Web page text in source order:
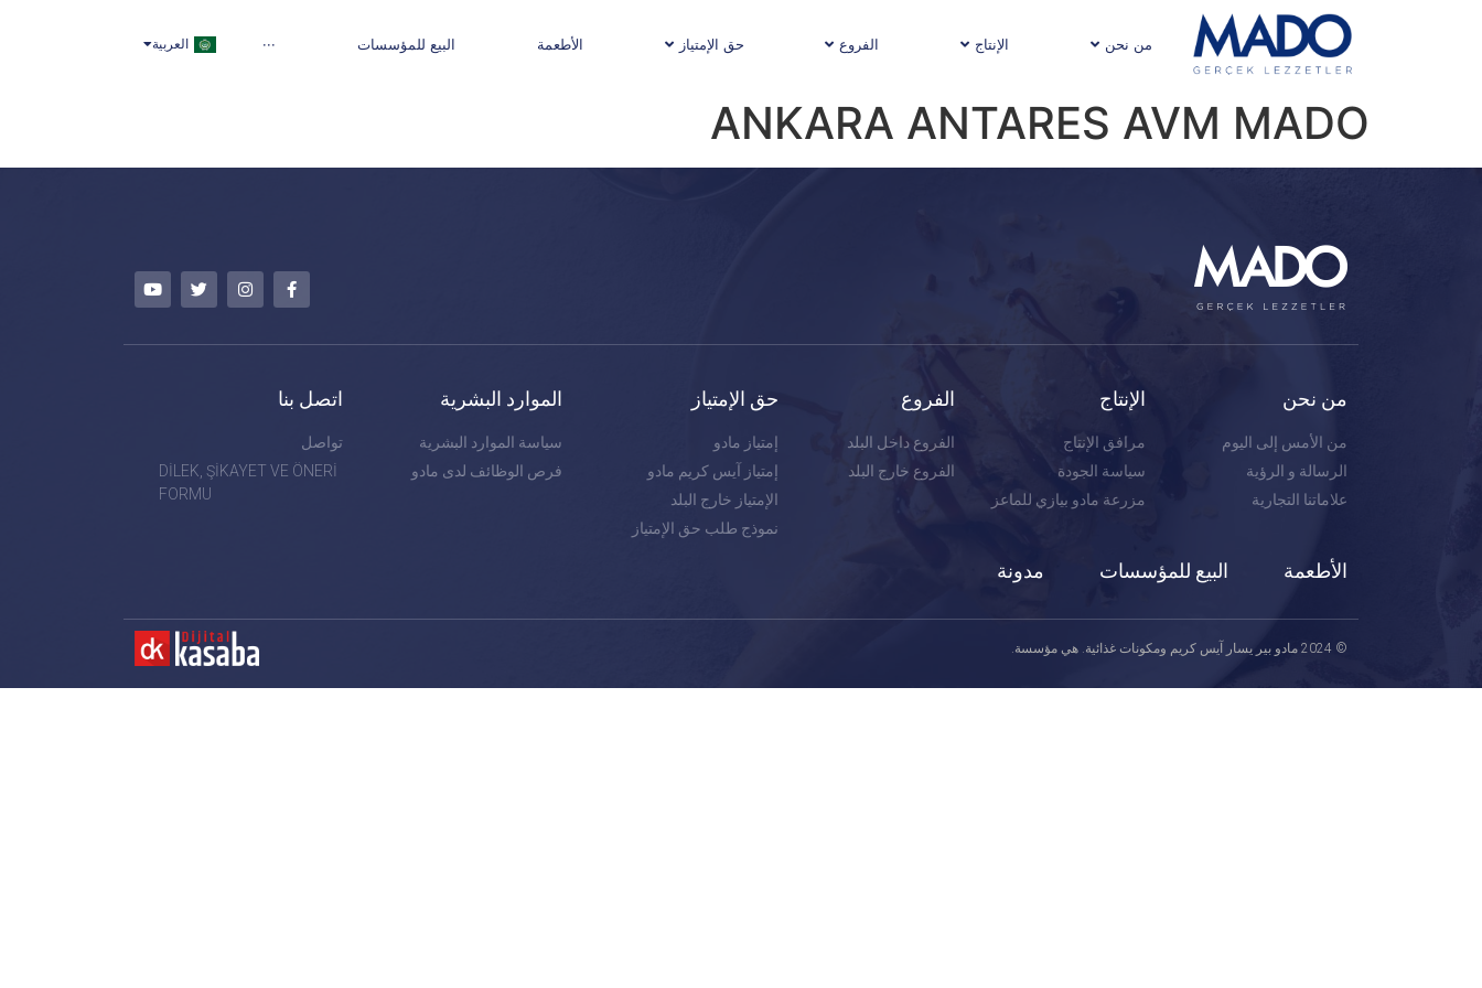
من نحن الإنتاج الفروع حق الإمتياز الأطعمة البيع للمؤسسات ··· العربية
ENGLISH
ANKARA ANTARES AVM MADO
من نحن
من الأمس إلى اليوم
الرسالة و الرؤية
علاماتنا التجارية
الإنتاج
مرافق الإنتاج
سياسة الجودة
مزرعة مادو بيازي للماعز
الفروع
الفروع داخل البلد
الفروع خارج البلد
حق الإمتياز
إمتياز مادو
إمتياز آيس كريم مادو
الإمتياز خارج البلد
نموذج طلب حق الإمتياز
الموارد البشرية
سياسة الموارد البشرية
فرص الوظائف لدى مادو
اتصل بنا
تواصل
DİLEK, ŞİKAYET VE ÖNERİ
FORMU
الأطعمة البيع للمؤسسات مدونة
© 2024 مادو بير يسار آيس كريم ومكونات غذائية. هي مؤسسة.